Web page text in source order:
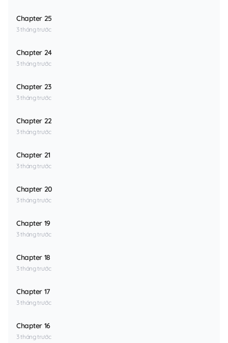
Chapter 25
3 tháng trước
Chapter 24
3 tháng trước
Chapter 23
3 tháng trước
Chapter 22
3 tháng trước
Chapter 21
3 tháng trước
Chapter 20
3 tháng trước
Chapter 19
3 tháng trước
Chapter 18
3 tháng trước
Chapter 17
3 tháng trước
Chapter 16
3 tháng trước